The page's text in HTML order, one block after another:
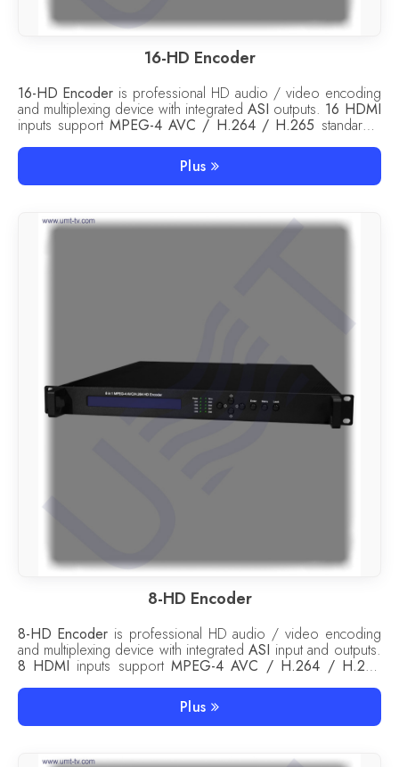
16-HD Encoder
16-HD Encoder is professional HD audio / video encoding
and multiplexing device with integrated ASI outputs. 16 HDMI
inputs support MPEG-4 AVC / H.264 / H.265 standards.
/ SPTS) and as a part of head-end station.
Plus
8-HD Encoder
8-HD Encoder is professional HD audio / video encoding
and multiplexing device with integrated ASI input and outputs.
8 HDMI inputs support MPEG-4 AVC / H.264 / H.265
output MPTS / SPTS) and as a part of head-end station.
Plus